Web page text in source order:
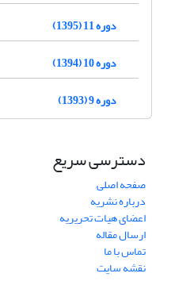
دوره 11 (1395)
دوره 10 (1394)
دوره 9 (1393)
دسترسی سریع
صفحه اصلی
درباره نشریه
اعضای هیات تحریریه
ارسال مقاله
تماس با ما
نقشه سایت